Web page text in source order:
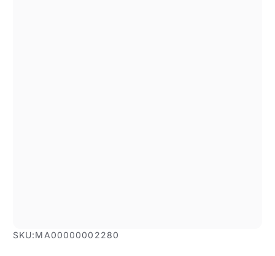
1/1
SKU:MA00000002280